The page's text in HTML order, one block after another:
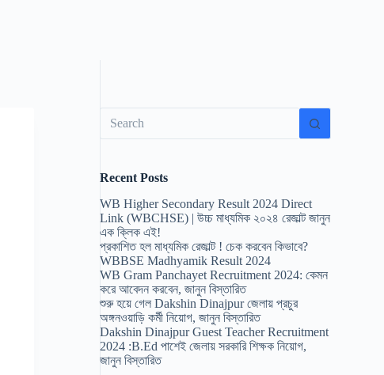
results
Recent Posts
WB Higher Secondary Result 2024 Direct
Link (WBCHSE) | উচ্চ মাধ্যমিক ২০২৪ রেজাল্ট জানুন
এক ক্লিক এই!
প্রকাশিত হল মাধ্যমিক রেজাল্ট ! চেক করবেন কিভাবে?
WBBSE Madhyamik Result 2024
WB Gram Panchayet Recruitment 2024: কেমন
করে আবেদন করবেন, জানুন বিস্তারিত
শুরু হয়ে গেল Dakshin Dinajpur জেলায় প্রচুর
অঙ্গনওয়াড়ি কর্মী নিয়োগ, জানুন বিস্তারিত
Dakshin Dinajpur Guest Teacher Recruitment
2024 :B.Ed পাশেই জেলায় সরকারি শিক্ষক নিয়োগ,
জানুন বিস্তারিত